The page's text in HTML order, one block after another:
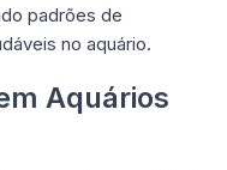
padrões de
no aquário.
Aquários